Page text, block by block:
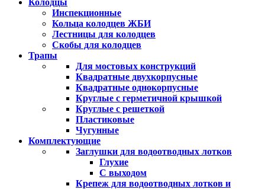
Инспекционные
Кольца колодцев ЖБИ
Лестницы для колодцев
Скобы для колодцев
Трапы
Для мостовых конструкций
Квадратные двухкорпусные
Квадратные однокорпусные
Круглые с герметичной крышкой
Круглые с решеткой
Пластиковые
Чугунные
Комплектующие
Заглушки для водоотводных лотков
Глухие
С выходом
Крепеж для водоотводных лотков и